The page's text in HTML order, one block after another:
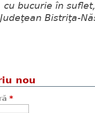
bucurie în
Bistriţa-
nou
*